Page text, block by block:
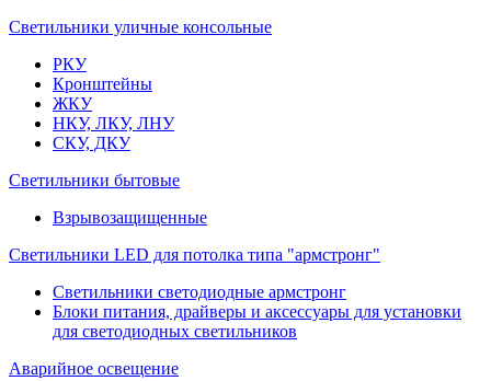
Светильники уличные консольные
РКУ
Кронштейны
ЖКУ
НКУ, ЛКУ, ЛНУ
СКУ, ДКУ
Светильники бытовые
Взрывозащищенные
Светильники LED для потолка типа "армстронг"
Светильники светодиодные армстронг
Блоки питания, драйверы и аксессуары для установки
для светодиодных светильников
Аварийное освещение